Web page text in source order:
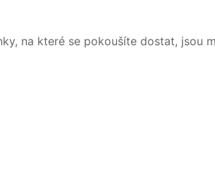
na které se pokoušíte dostat, jsou